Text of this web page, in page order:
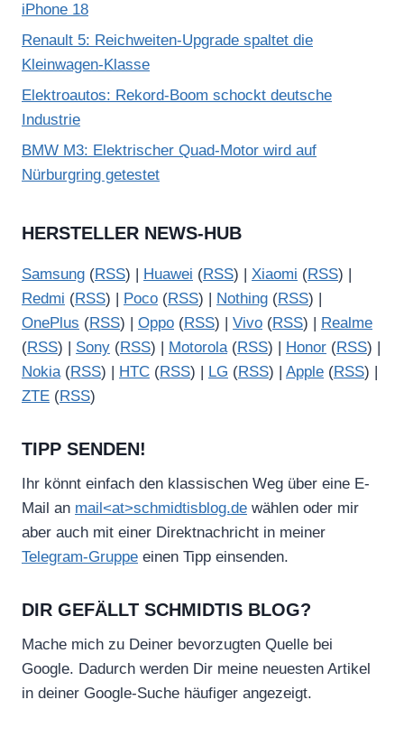
iPhone 18
Renault 5: Reichweiten-Upgrade spaltet die
Kleinwagen-Klasse
Elektroautos: Rekord-Boom schockt deutsche
Industrie
BMW M3: Elektrischer Quad-Motor wird auf
Nürburgring getestet
HERSTELLER NEWS-HUB
Samsung (RSS) | Huawei (RSS) | Xiaomi (RSS) |
Redmi (RSS) | Poco (RSS) | Nothing (RSS) |
OnePlus (RSS) | Oppo (RSS) | Vivo (RSS) |
Realme
(RSS) | Sony (RSS) | Motorola(RSS) | Honor (RSS) |
Nokia(RSS) | HTC (RSS) | LG (RSS) | Apple (RSS) |
ZTE (RSS)
TIPP SENDEN!
Ihr könnt einfach den klassischen Weg über eine E-
Mail an mail<at>schmidtisblog.de wählen oder mir
aber auch mit einer Direktnachricht in meiner
Telegram-Gruppe einen Tipp einsenden.
DIR GEFÄLLT SCHMIDTIS BLOG?
Mache mich zu Deiner bevorzugten Quelle bei
Google. Dadurch werden Dir meine neuesten Artikel
in deiner Google-Suche häufiger angezeigt.